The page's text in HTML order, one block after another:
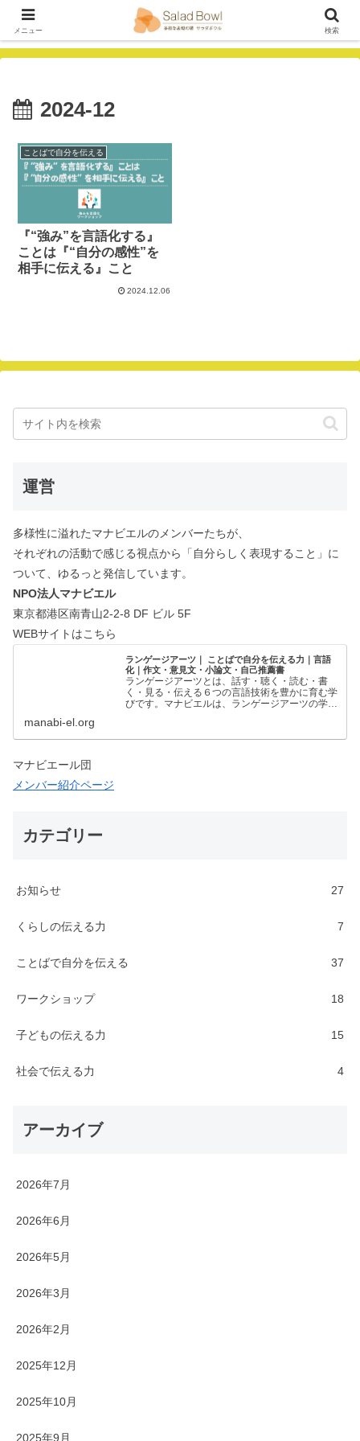
2024-12
ことばで自分を伝える
『“強み”を言語化する』
ことは『“自分の感性”を
相手に伝える』こと
2024.12.06
運営
多様性に溢れたマナビエルのメンバーたちが、
それぞれの活動で感じる視点から「自分らしく表現すること」に
ついて、ゆるっと発信しています。
NPO法人マナビエル
東京都港区南青山2-2-8 DF ビル 5F
WEBサイトはこちら
ランゲージアーツ｜ ことばで自分を伝える力｜言語
化｜作文・意見文・小論文・自己推薦書
ランゲージアーツとは、話す・聴く・読む・書
く・見る・伝える６つの言語技術を豊かに育む学
びです。マナビエルは、ランゲージアーツの学び
分を伝える力｜ランゲー…
manabi-el.org
マナビエール団
メンバー紹介ページ
カテゴリー
お知らせ 27
くらしの伝える力 7
ことばで自分を伝える 37
ワークショップ 18
子どもの伝える力 15
社会で伝える力 4
アーカイブ
2026年7月
2026年6月
2026年5月
2026年3月
2026年2月
2025年12月
2025年10月
2025年9月
メニュー 検索